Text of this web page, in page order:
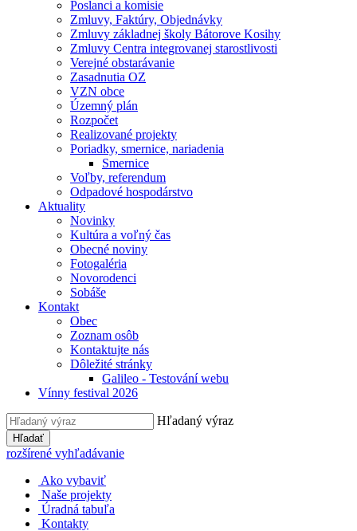
Poslanci a komisie
Zmluvy, Faktúry, Objednávky
Zmluvy základnej školy Bátorove Kosihy
Zmluvy Centra integrovanej starostlivosti
Verejné obstarávanie
Zasadnutia OZ
VZN obce
Územný plán
Rozpočet
Realizované projekty
Poriadky, smernice, nariadenia
Smernice
Voľby, referendum
Odpadové hospodárstvo
Aktuality
Novinky
Kultúra a voľný čas
Obecné noviny
Fotogaléria
Novorodenci
Sobáše
Kontakt
Obec
Zoznam osôb
Kontaktujte nás
Dôležité stránky
Galileo - Testování webu
Vínny festival 2026
Hľadaný výraz
Hľadať
rozšírené vyhľadávanie
Ako vybaviť
Naše projekty
Úradná tabuľa
Kontakty